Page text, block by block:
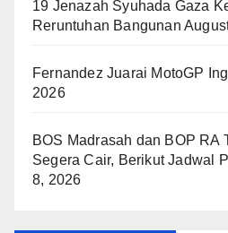
19 Jenazah Syuhada Gaza
Reruntuhan Bangunan
Fernandez Juarai MotoGP
2026
BOS Madrasah dan BOP RA
Segera Cair, Berikut Jadwal
8, 2026